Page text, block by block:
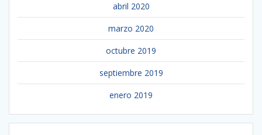
abril 2020
marzo 2020
octubre 2019
septiembre 2019
enero 2019